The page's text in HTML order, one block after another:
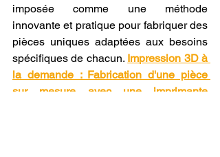
imposée comme une méthode
innovante et pratique pour fabriquer des
pièces uniques adaptées aux besoins
spécifiques de chacun. Impression 3D à
la demande : Fabrication d'une pièce
sur mesure avec une imprimante